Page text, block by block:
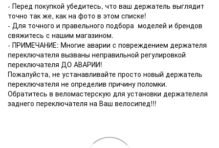
- Перед покупкой убедитесь, что ваш держатель выглядит
точно так же, как на фото в этом списке!
- Для точного и правельного подбора моделей и брендов
свяжитесь с нашим магазином.
- ПРИМЕЧАНИЕ: Многие аварии с повреждением держателя
переключателя вызваны неправильной регулировкой
переключателя ДО АВАРИИ!
Пожалуйста, не устанавливайте просто новый держатель
переключателя не определив причину поломки.
Обратитесь в веломастерскую для установки держателеля
заднего переключателя на Ваш велосипед!!!